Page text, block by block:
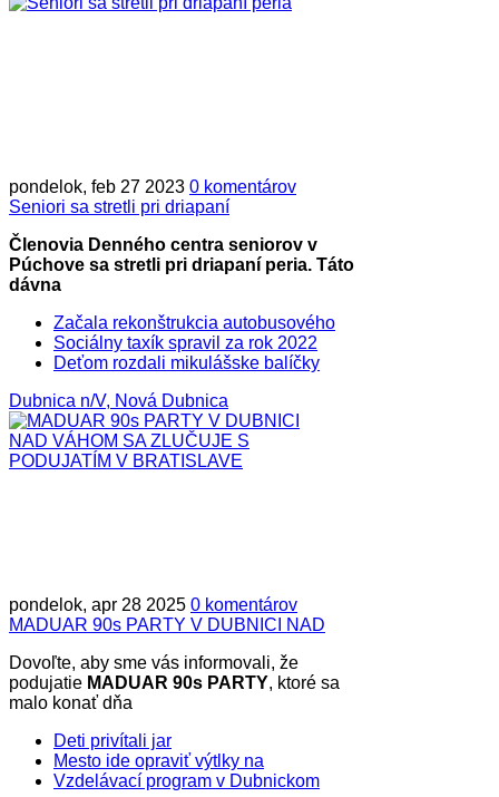
pondelok, feb 27 2023 0 komentárov
Seniori sa stretli pri driapaní
Členovia Denného centra seniorov v
Púchove sa stretli pri driapaní peria. Táto
dávna
Začala rekonštrukcia autobusového
Sociálny taxík spravil za rok 2022
Deťom rozdali mikulášske balíčky
Dubnica n/V, Nová Dubnica
pondelok, apr 28 2025 0 komentárov
MADUAR 90s PARTY V DUBNICI NAD
Dovoľte, aby sme vás informovali, že
podujatie MADUAR 90s PARTY, ktoré sa
malo konať dňa
Deti privítali jar
Mesto ide opraviť výtlky na
Vzdelávací program v Dubnickom